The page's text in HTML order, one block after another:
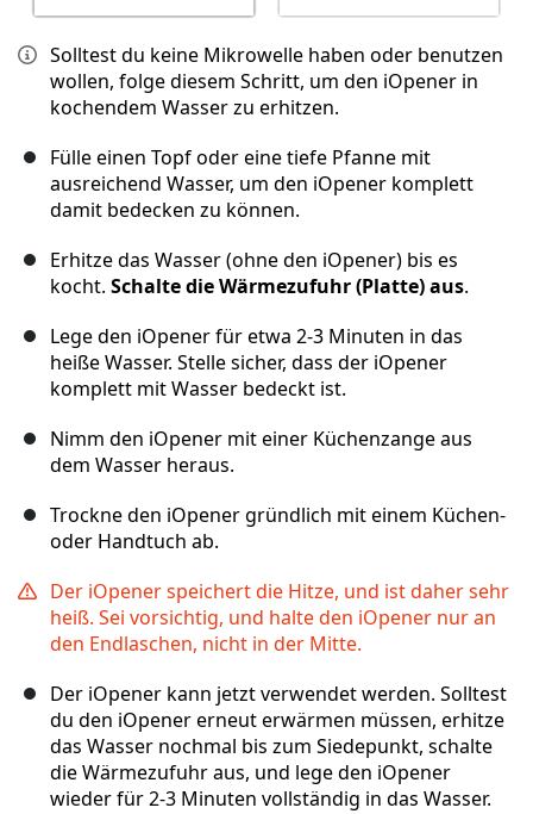
Solltest du keine Mikrowelle haben oder benutzen
wollen, folge diesem Schritt, um den iOpener in
kochendem Wasser zu erhitzen.
Fülle einen Topf oder eine tiefe Pfanne mit
ausreichend Wasser, um den iOpener komplett
damit bedecken zu können.
Erhitze das Wasser (ohne den iOpener) bis es
kocht. Schalte die Wärmezufuhr (Platte) aus.
Lege den iOpener für etwa 2-3 Minuten in das
heiße Wasser. Stelle sicher, dass der iOpener
komplett mit Wasser bedeckt ist.
Nimm den iOpener mit einer Küchenzange aus
dem Wasser heraus.
Trockne den iOpener gründlich mit einem Küchen-
oder Handtuch ab.
Der iOpener speichert die Hitze, und ist daher sehr
heiß. Sei vorsichtig, und halte den iOpener nur an
den Endlaschen, nicht in der Mitte.
Der iOpener kann jetzt verwendet werden. Solltest
du den iOpener erneut erwärmen müssen, erhitze
das Wasser nochmal bis zum Siedepunkt, schalte
die Wärmezufuhr aus, und lege den iOpener
wieder für 2-3 Minuten vollständig in das Wasser.